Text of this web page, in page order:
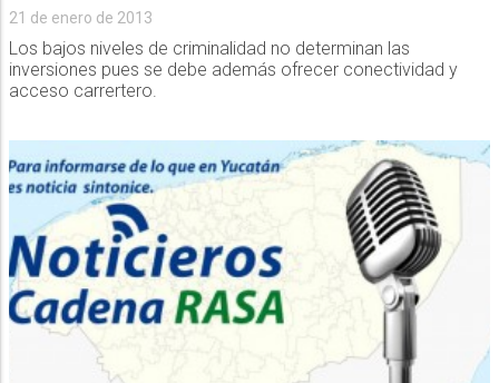
21 de enero de 2013
Los bajos niveles de criminalidad no determinan las
inversiones pues se debe además ofrecer conectividad y
acceso carrertero.